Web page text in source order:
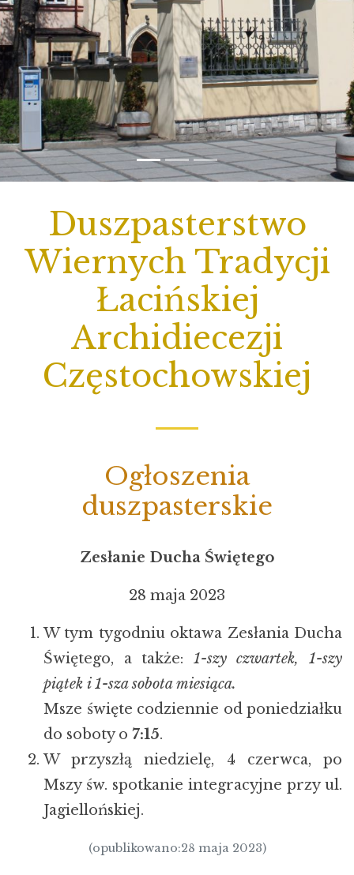
Duszpasterstwo
Wiernych Tradycji
Łacińskiej
Archidiecezji
Częstochowskiej
Ogłoszenia
duszpasterskie
Zesłanie Ducha Świętego
28 maja 2023
W tym tygodniu oktawa Zesłania Ducha
Świętego, a także: 1-szy czwartek, 1-szy
piątek i1-sza sobota miesiąca.
Msze święte codziennie od poniedziałku
do soboty o 7:15.
W przyszłą niedzielę, 4 czerwca, po
Mszy św. spotkanie integracyjne przy ul.
Jagiellońskiej.
(opublikowano:28 maja 2023)